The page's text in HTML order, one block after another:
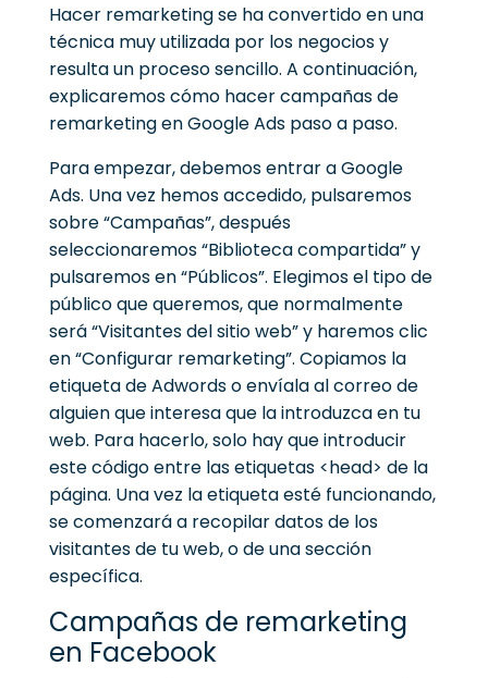
Hacer remarketingse ha convertido en una
técnica muy utilizada por los negocios y
resulta un proceso sencillo. A continuación,
explicaremos cómo hacercampañas de
remarketing en Google Adspaso a paso.
Para empezar, debemos entrar a Google
Ads. Una vez hemos accedido, pulsaremos
sobre “Campañas”, después
seleccionaremos “Biblioteca compartida” y
pulsaremos en “Públicos”. Elegimos el tipo de
público que queremos, que normalmente
será “Visitantes del sitio web” y haremos clic
en “Configurar remarketing”. Copiamos la
etiqueta de Adwords o envíala al correo de
alguien que interesa que la introduzca en tu
web. Para hacerlo, solo hay que introducir
este código entre las etiquetas <head> de la
página. Una vez la etiqueta esté funcionando,
se comenzará a recopilar datos de los
visitantes de tu web, o de una sección
específica.
Campañas de remarketing
en Facebook